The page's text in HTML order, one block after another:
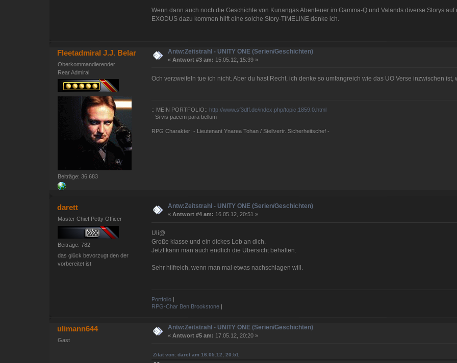
Wenn dann auch noch die Geschichte von Kunangas Abenteuer im Gamma-Q und Valands diverse Storys auf
EXODUS dazu kommen hilft eine solche Story-TIMELINE denke ich.
Fleetadmiral J.J. Belar
Oberkommandierender
Rear Admiral
Beiträge: 36.683
Antw:Zeitstrahl - UNITY ONE (Serien/Geschichten)
« Antwort #3 am: 15.05.12, 15:39 »
Och verzweifeln tue ich nicht. Aber du hast Recht, ich denke so umfangreich wie das UO Verse inzwischen
:: MEIN PORTFOLIO:: http://www.sf3dff.de/index.php/topic,1859.0.html
- Si vis pacem para bellum -
RPG Charakter: - Lieutenant Ynarea Tohan / Stellvertr. Sicherheitschef -
darett
Master Chief Petty Officer
Beiträge: 782
das glück bevorzugt den der
vorbereitet ist
Antw:Zeitstrahl - UNITY ONE (Serien/Geschichten)
« Antwort #4 am: 16.05.12, 20:51 »
Uli@
Große klasse und ein dickes Lob an dich.
Jetzt kann man auch endlich die Übersicht behalten.
Sehr hilfreich, wenn man mal etwas nachschlagen will.
Portfolio |
RPG-Char Ben Brookstone |
ulimann644
Gast
Antw:Zeitstrahl - UNITY ONE (Serien/Geschichten)
« Antwort #5 am: 17.05.12, 20:20 »
Zitat von: daret am 16.05.12, 20:51